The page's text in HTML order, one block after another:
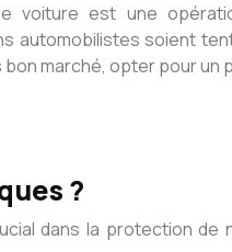
voiture est une
automobilistes soient
marché, opter pour un
?
dans la protection